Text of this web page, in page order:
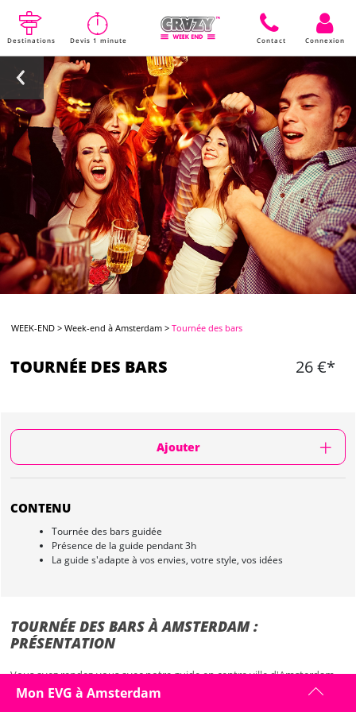
Destinations Devis 1 minute Contact Connexion
WEEK-END >Week-end à Amsterdam >Tournée des bars
TOURNÉE DES BARS 26 €*
Ajouter
CONTENU
Tournée des bars guidée
Présence de la guide pendant 3h
La guide s'adapte à vos envies, votre style, vos idées
TOURNÉE DES BARS À AMSTERDAM :
PRÉSENTATION
Vous avez rendez-vous avec notre guide en centre ville d'Amsterdam.
Elle vous embarque ensuite pour une tournée des bars d'une durée de
Mon EVG à Amsterdam